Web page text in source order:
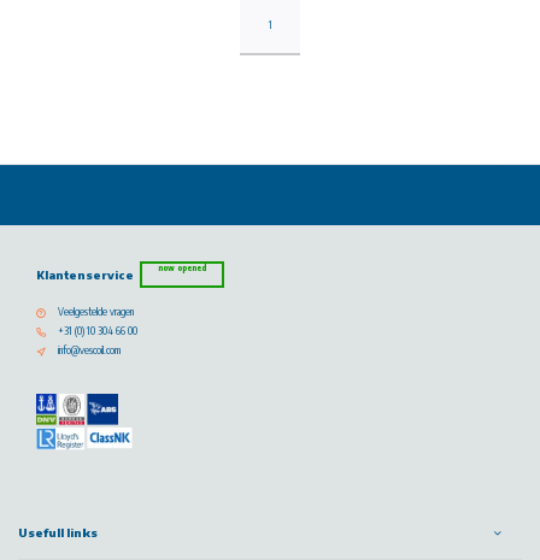
1
Klantenservice now opened
Veelgestelde vragen
+31 (0) 10 304 66 00
info@vescoil.com
Usefull links